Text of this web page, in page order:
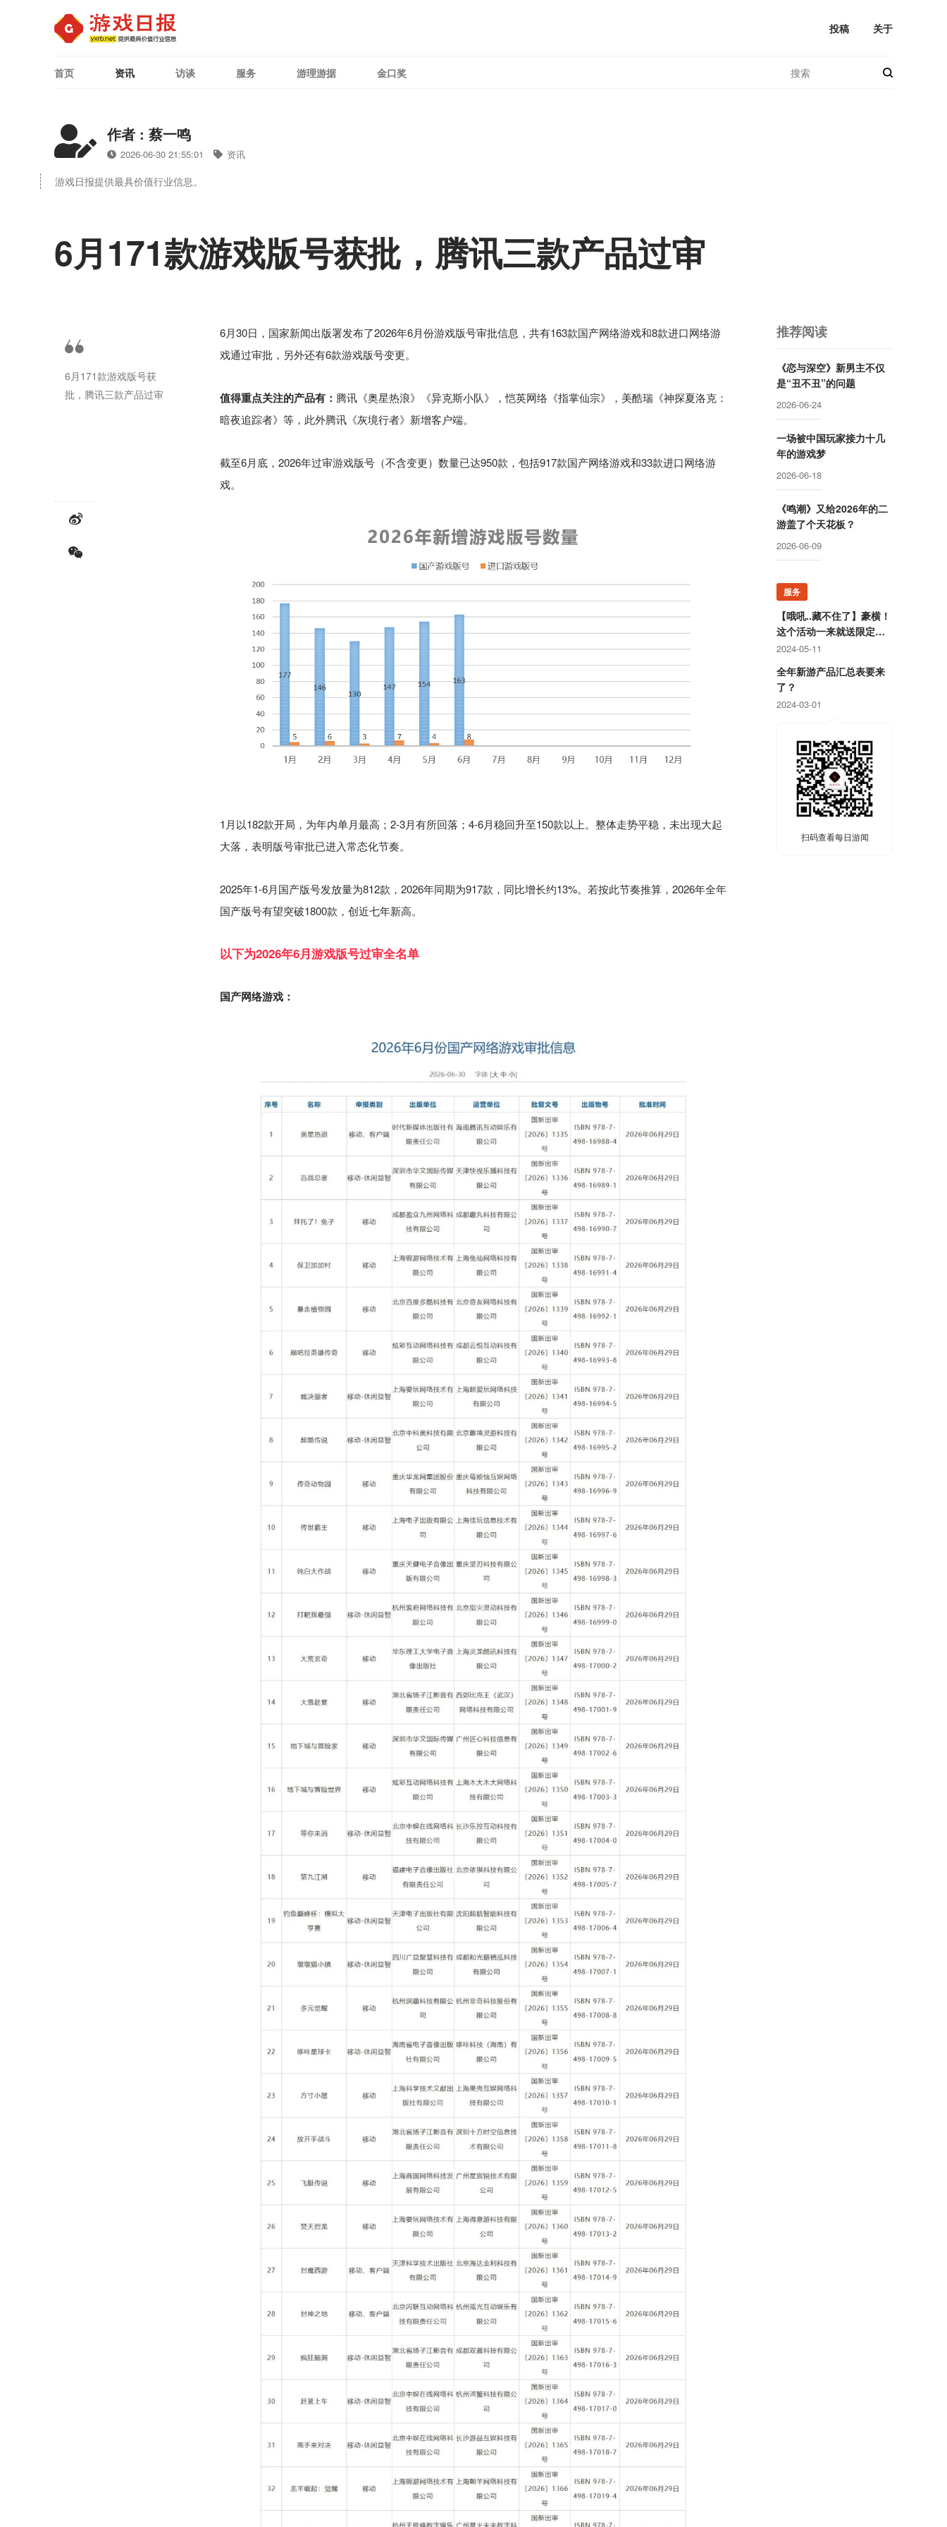
投稿 关于
首页 资讯 访谈 服务 游理游据 金口奖
作者 : 蔡一鸣
2026-06-30 21:55:01 资讯
游戏日报提供最具价值行业信息。
6月171款游戏版号获批，腾讯三款产品过审
6月171款游戏版号获
批，腾讯三款产品过审
6月30日，国家新闻出版署发布了2026年6月份游戏版号审批信息，共有163款国产网络游戏和8款进口网络游
戏通过审批，另外还有6款游戏版号变更。
值得重点关注的产品有： 腾讯《奥星热浪》《异克斯小队》，恺英网络《指掌仙宗》，美酷瑞《神探夏洛克：
暗夜追踪者》等，此外腾讯 《灰境行者》 新增客户端。
截至6月底，2026年过审游戏版号（不含变更）数量已达950款，包括917款国产网络游戏和33款进口网络游
戏。
1月以182款开局，为年内单月最高；2-3月有所回落；4-6月稳回升至150款以上。整体走势平稳，未出现大起
大落，表明版号审批已进入常态化节奏。
2025年1-6月国产版号发放量为812款，2026年同期为917款，同比增长约13%。若按此节奏推算，2026年全年
国产版号有望突破1800款，创近七年新高。
以下为2026年6月游戏版号过审全名单
国产网络游戏：
推荐阅读
《恋与深空》新男主不仅
是“丑不丑”的问题
2026-06-24
一场被中国玩家接力十几
年的游戏梦
2026-06-18
《鸣潮》又给2026年的二
游盖了个天花板？
2026-06-09
服务
【哦吼..藏不住了】豪横！
这个活动一来就送限定游
戏周边！
2024-05-11
全年新游产品汇总表要来
了？
2024-03-01
扫码查看每日游闻